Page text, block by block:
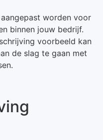
worden voor
binnen jouw bedrijf.
voorbeeld kan
de slag te gaan met